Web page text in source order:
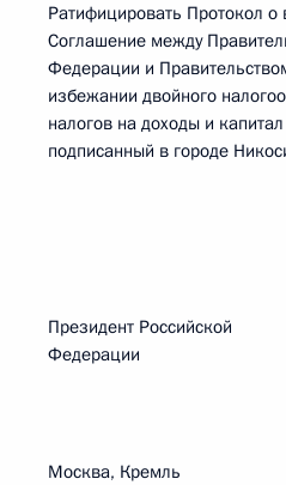
Ратифицировать Протокол
Соглашение между
Федерации и
избежании двойного
налогов на доходы и
подписанный в городе
Президент Российской
Федерации
Москва, Кремль